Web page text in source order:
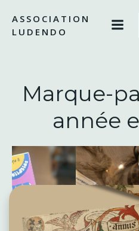
ASSOCIATION
LUDENDO
Marque-
année